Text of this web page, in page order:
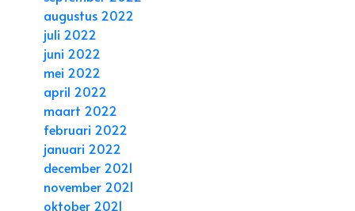
augustus 2022
juli 2022
juni 2022
mei 2022
april 2022
maart 2022
februari 2022
januari 2022
december 2021
november 2021
oktober 2021